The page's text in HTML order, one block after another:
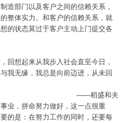
造部门以及客户之间的信赖关系，
整体实力。和客户的信赖关系，就
的状态莫过于客户主动上门提交各
回想起来从我步入社会直至今日，
我无缘，我总是向前迈进，从未回
——稻盛和夫
业，拼命努力做好，这一点很重
的是：在努力工作的同时，还要每